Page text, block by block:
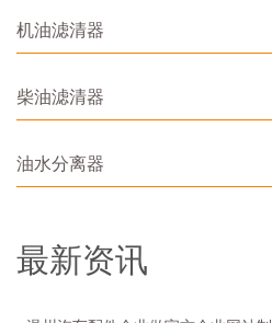
机油滤清器
柴油滤清器
油水分离器
最新资讯